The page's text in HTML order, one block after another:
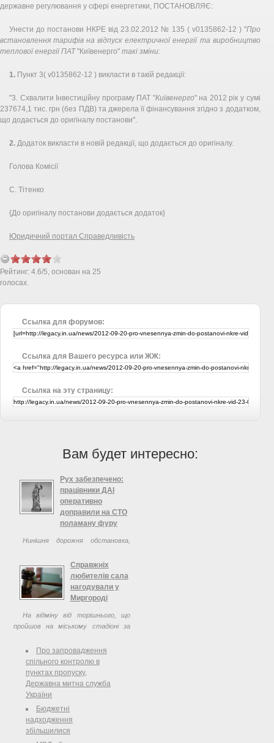
державне регулювання у сфері енергетики, ПОСТАНОВЛЯЄ:
Унести до постанови НКРЕ від 23.02.2012 № 135 ( v0135862-12 ) "Про
встановлення тарифів на відпуск електричної енергії та виробництво
теплової енергії ПАТ"Київенерго" такі зміни:
1. Пункт 3( v0135862-12 ) викласти в такій редакції:
"3. Схвалити Інвестиційну програму ПАТ "Київенерго" на 2012 рік у сумі
237674,1 тис. грн (без ПДВ) та джерела її фінансування згідно з додатком,
що додається до оригіналу постанови".
2. Додаток викласти в новій редакції, що додається до оригіналу.
Голова Комісії
С. Тітенко
{До оригіналу постанови додається додаток}
Юридичний портал Справедливість
Рейтинг: 4.6/5, основан на 25
голосах.
Ссылка для форумов:
Ссылка для Вашего ресурса или ЖЖ:
Ссылка на эту страницу:
Вам будет интересно:
Рух забезпечено:
працівники ДАІ
оперативно
доправили на СТО
поламану фуру
Нинішня дорожня обстановка,
погодні умови, іноді ускладнюється
ще і технічно несправним
транспортом. Так, сьогодні у Києві
на проспекті Перемоги, 135 значно
Справжніх
любителів сала
нагодували у
Миргороді
На відміну від торішнього, що
пройшов на міському стадіоні за
влаштуванням свинячих забігів,
цьогорічний був скромніший. Через
певні ветеринарні обмеження у
звязку ...
Про запровадження
спільного контролю в
пунктах пропуску,
Державна митна служба
України
Бюджетні
надходження
збільшилися